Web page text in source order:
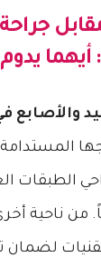
: أيهما
والأصابع
الطبقات
من ناحية
لضمان